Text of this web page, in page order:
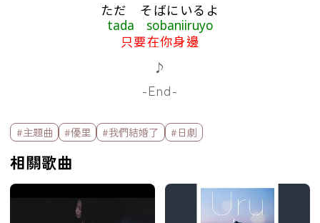
ただ そばにいるよ
tada sobaniiruyo
只要在你身邊
♪
-End-
標籤欄
#主題曲 #優里 #我們結婚了 #日劇
相關歌曲